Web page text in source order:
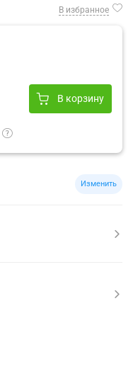
В избранное
В корзину
Изменить